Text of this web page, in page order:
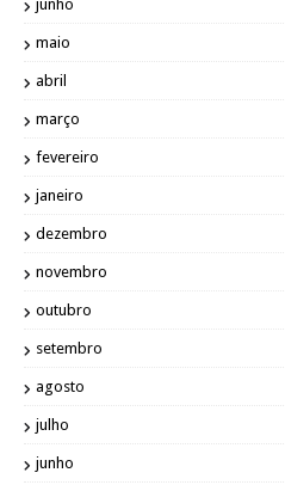
junho
maio
abril
março
fevereiro
janeiro
dezembro
novembro
outubro
setembro
agosto
julho
junho